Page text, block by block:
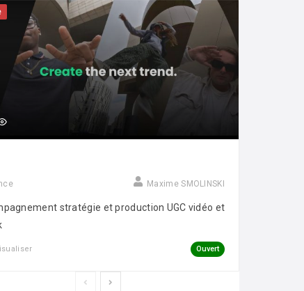
Maxime SMOLINSKI
stratégie et production UGC vidéo et
Ouvert